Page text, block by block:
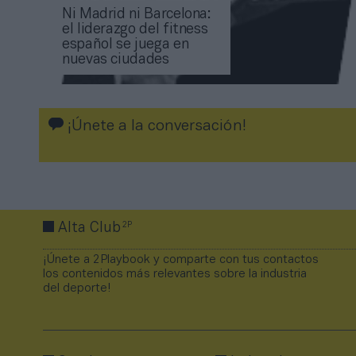
Ni Madrid ni Barcelona:
el liderazgo del fitness
español se juega en
nuevas ciudades
¡Únete a la conversación!
Alta Club2P
¡Únete a 2Playbook y comparte con tus contactos
los contenidos más relevantes sobre la industria
del deporte!